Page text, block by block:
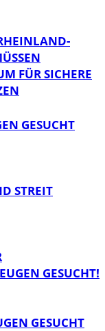
FÜR SICHERE
GESUCHT
STREIT
GESUCHT!
GESUCHT